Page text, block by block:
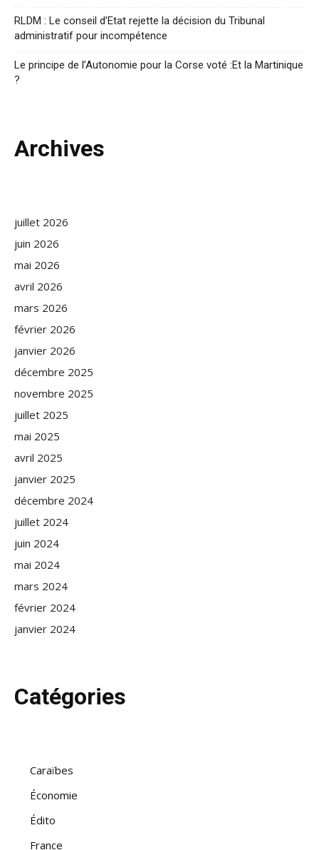
RLDM : Le conseil d’Etat rejette la décision du Tribunal
administratif pour incompétence
Le principe de l’Autonomie pour la Corse voté :Et la Martinique
?
Archives
juillet 2026
juin 2026
mai 2026
avril 2026
mars 2026
février 2026
janvier 2026
décembre 2025
novembre 2025
juillet 2025
mai 2025
avril 2025
janvier 2025
décembre 2024
juillet 2024
juin 2024
mai 2024
mars 2024
février 2024
janvier 2024
Catégories
Caraïbes
Économie
Édito
France